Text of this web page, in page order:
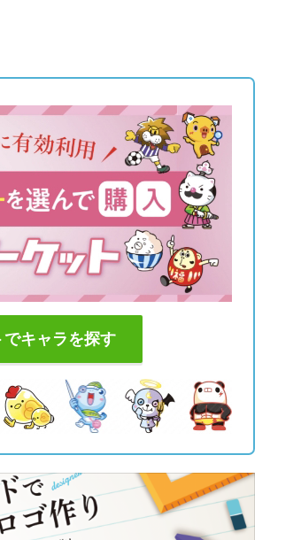
キャラを探す